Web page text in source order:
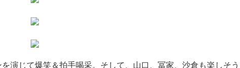
演じて爆笑＆拍手喝采。そして、山口、冨家、沙倉も楽しそう